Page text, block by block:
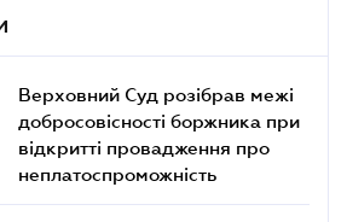
Верховний Суд розібрав межі
добросовісності боржника при
відкритті провадження про
неплатоспроможність